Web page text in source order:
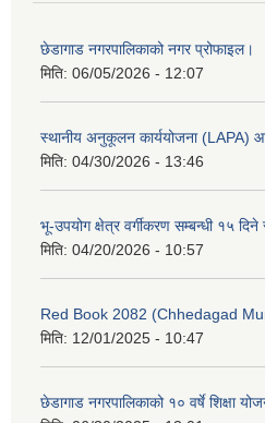
छेडागाड नगरपालिकाको नगर प्रोफाइल।
मिति: 06/05/2026 - 12:07
स्थानीय अनुकूलन कार्ययोजना
मिति: 04/30/2026 - 13:46
भू-उपयोग क्षेत्र वर्गीकरण सम्बन्धी १५
मिति: 04/20/2026 - 10:57
Red Book 2082 (Chhedagad
मिति: 12/01/2025 - 10:47
छेडागाड नगरपालिकाको १० वर्षे शिक्षा